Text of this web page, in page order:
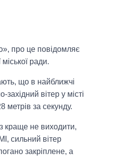
про це повідомляє
ради.
що в найближчі
західний вітер у місті
метрів за секунду.
краще не виходити,
сильний вітер
закріплене, а